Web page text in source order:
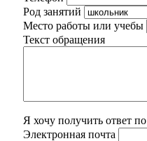
Род занятий
Место работы или учебы
Текст обращения
Я хочу получить ответ по
Электронная почта